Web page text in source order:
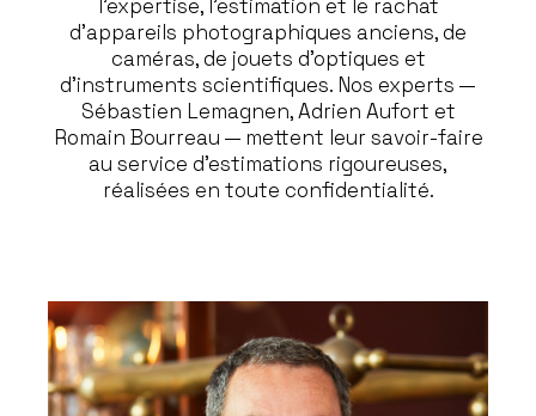
l’expertise, l’estimation et le rachat
d’appareils photographiques anciens, de
caméras, de jouets d’optiques et
d’instruments scientifiques. Nos experts —
Sébastien Lemagnen, Adrien Aufort et
Romain Bourreau — mettent leur savoir-faire
au service d’estimations rigoureuses,
réalisées en toute confidentialité.